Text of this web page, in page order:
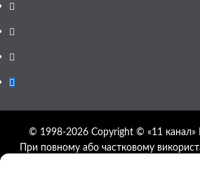
Telegram
Instagram
Twitter
Google
© 1998-2026 Copyright © «11 канал»
При повному або частковому